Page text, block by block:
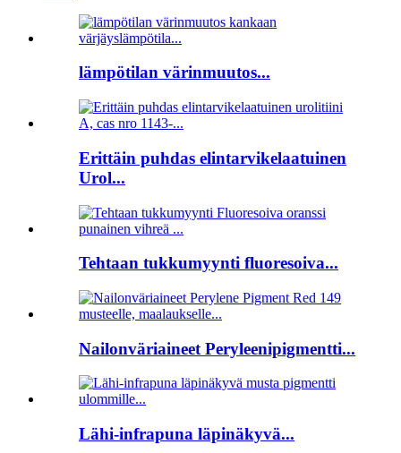
lämpötilan värinmuutos...
Erittäin puhdas elintarvikelaatuinen
Urol...
Tehtaan tukkumyynti fluoresoiva...
Nailonväriaineet Peryleenipigmentti...
Lähi-infrapuna läpinäkyvä...